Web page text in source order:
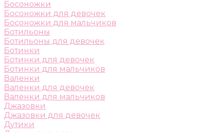
Босоножки
Босоножки для девочек
Босоножки для мальчиков
Ботильоны
Ботильоны для девочек
Ботинки
Ботинки для девочек
Ботинки для мальчиков
Валенки
Валенки для девочек
Валенки для мальчиков
Джазовки
Джазовки для девочек
Дутики